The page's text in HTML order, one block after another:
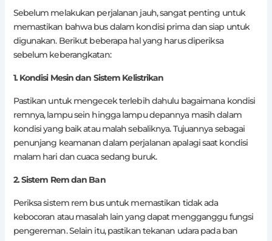
Sebelum melakukan perjalanan jauh, sangat penting untuk
memastikan bahwa bus dalam kondisi prima dan siap untuk
digunakan. Berikut beberapa hal yang harus diperiksa
sebelum keberangkatan:
1. Kondisi Mesin dan Sistem Kelistrikan
Pastikan untuk mengecek terlebih dahulu bagaimana kondisi
remnya, lampu sein hingga lampu depannya masih dalam
kondisi yang baik atau malah sebaliknya. Tujuannya sebagai
penunjang keamanan dalam perjalanan apalagi saat kondisi
malam hari dan cuaca sedang buruk.
2. Sistem Rem dan Ban
Periksa sistem rem bus untuk memastikan tidak ada
kebocoran atau masalah lain yang dapat mengganggu fungsi
pengereman. Selain itu, pastikan tekanan udara pada ban